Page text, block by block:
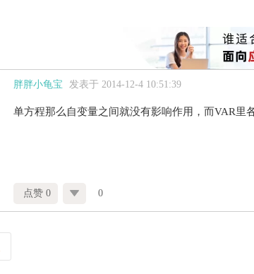
胖胖小龟宝 发表于 2014-12-4 10:51:39
单方程那么自变量之间就没有影响作用，而VAR里
点赞 0 0